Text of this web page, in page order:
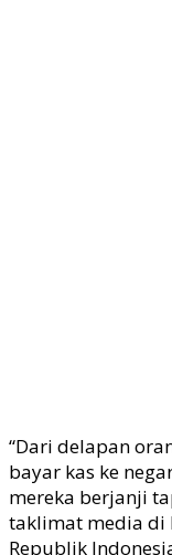
“Dari delapan
bayar kas ke
mereka berjanji
taklimat media di
Republik